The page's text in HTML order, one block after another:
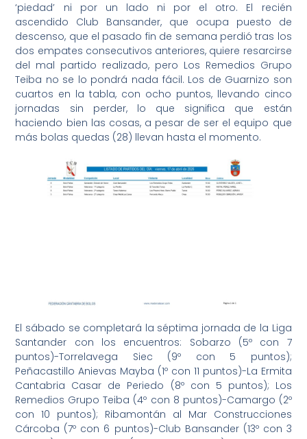
‘piedad’ ni por un lado ni por el otro. El recién
ascendido Club Bansander, que ocupa puesto de
descenso, que el pasado fin de semana perdió tras los
dos empates consecutivos anteriores, quiere resarcirse
del mal partido realizado, pero Los Remedios Grupo
Teiba no se lo pondrá nada fácil. Los de Guarnizo son
cuartos en la tabla, con ocho puntos, llevando cinco
jornadas sin perder, lo que significa que están
haciendo bien las cosas, a pesar de ser el equipo que
más bolas quedas (28) llevan hasta el momento.
El sábado se completará la séptima jornada de la Liga
Santander con los encuentros: Sobarzo (5º con 7
puntos)-Torrelavega Siec (9º con 5 puntos);
Peñacastillo Anievas Mayba (1º con 11 puntos)-La Ermita
Cantabria Casar de Periedo (8º con 5 puntos); Los
Remedios Grupo Teiba (4º con 8 puntos)-Camargo (2º
con 10 puntos); Ribamontán al Mar Construcciones
Cárcoba (7º con 6 puntos)-Club Bansander (13º con 3